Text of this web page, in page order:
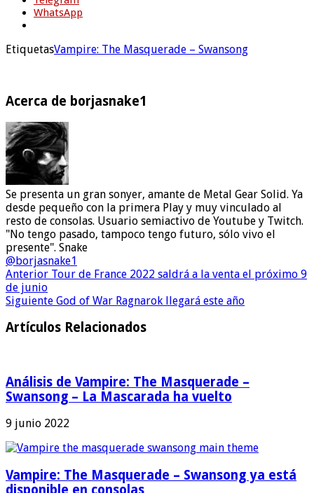
WhatsApp
EtiquetasVampire: The Masquerade – Swansong
Acerca de borjasnake1
Se presenta un gran sonyer, amante de Metal Gear Solid. Ya
desde pequeño con la primera Play y muy vinculado al
resto de consolas. Usuario semiactivo de Youtube y Twitch.
"No tengo pasado, tampoco tengo futuro, sólo vivo el
presente". Snake
@borjasnake1
Anterior Tour de France 2022 saldrá a la venta el próximo 9
de junio
Siguiente God of War Ragnarok llegará este año
Artículos Relacionados
Análisis de Vampire: The Masquerade –
Swansong – La Mascarada ha vuelto
9 junio 2022
Vampire: The Masquerade – Swansong ya está
disponible en consolas